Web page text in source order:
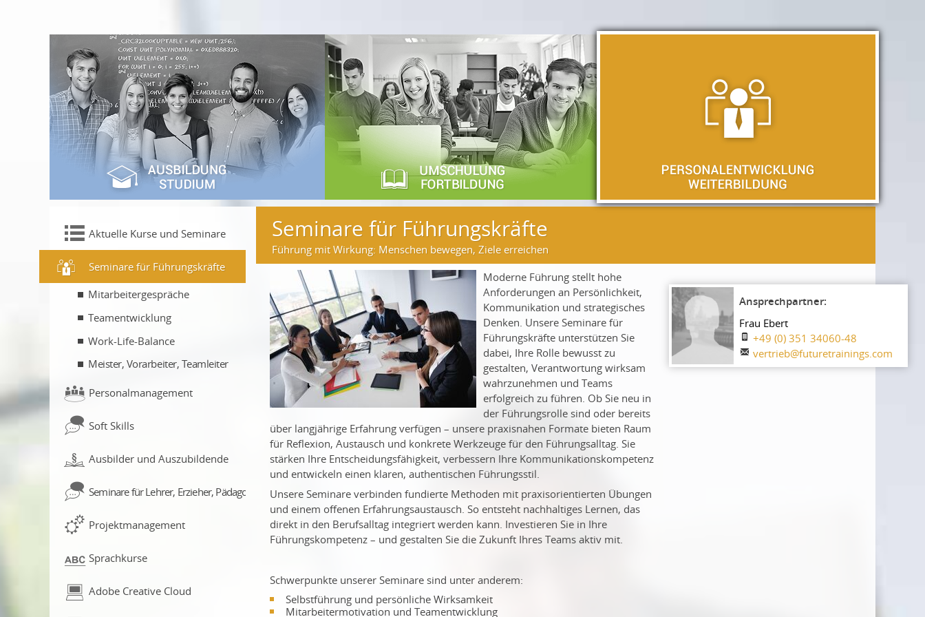
Aktuelle Kurse und Seminare
Seminare für Führungskräfte
Mitarbeitergespräche
Teamentwicklung
Work-Life-Balance
Meister, Vorarbeiter, Teamleiter
Personalmanagement
Soft Skills
Ausbilder und Auszubildende
Seminare für Lehrer, Erzieher, Pädagogen
Projektmanagement
Sprachkurse
Adobe Creative Cloud
Seminare für Führungskräfte
Führung mit Wirkung: Menschen bewegen, Ziele erreichen
Moderne Führung stellt hohe
Anforderungen an Persönlichkeit,
Kommunikation und strategisches
Denken. Unsere Seminare für
Führungskräfte unterstützen Sie
dabei, Ihre Rolle bewusst zu
gestalten, Verantwortung wirksam
wahrzunehmen und Teams
erfolgreich zu führen. Ob Sie neu in
der Führungsrolle sind oder bereits
über langjährige Erfahrung verfügen – unsere praxisnahen Formate bieten Raum
für Reflexion, Austausch und konkrete Werkzeuge für den Führungsalltag. Sie
stärken Ihre Entscheidungsfähigkeit, verbessern Ihre Kommunikationskompetenz
und entwickeln einen klaren, authentischen Führungsstil.
Unsere Seminare verbinden fundierte Methoden mit praxisorientierten Übungen
und einem offenen Erfahrungsaustausch. So entsteht nachhaltiges Lernen, das
direkt in den Berufsalltag integriert werden kann. Investieren Sie in Ihre
Führungskompetenz – und gestalten Sie die Zukunft Ihres Teams aktiv mit.
Schwerpunkte unserer Seminare sind unter anderem:
Selbstführung und persönliche Wirksamkeit
Mitarbeitermotivation und Teamentwicklung
Frau Ebert
+49 (0) 351 34060-48
vertrieb@futuretrainings.com